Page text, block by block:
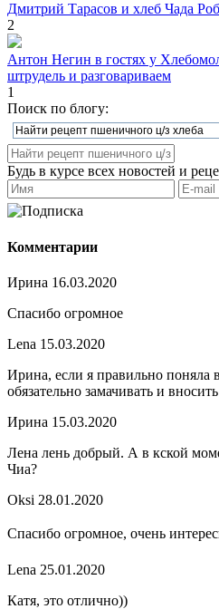
Дмитрий Тарасов и хлеб Чада
2
Антон Негин в гостях у
штрудель и разговариваем
1
Поиск по блогу:
Будь в курсе всех новостей и
Комментарии
Ирина 16.03.2020
Спасибо огромное
Lena 15.03.2020
Ирина, если я правильно
обязательно замачивать и
Ирина 15.03.2020
Лена лень добрый. А в кской
Чиа?
Oksi 28.01.2020
Спасибо огромное, очень
Lena 25.01.2020
Катя, это отлично))